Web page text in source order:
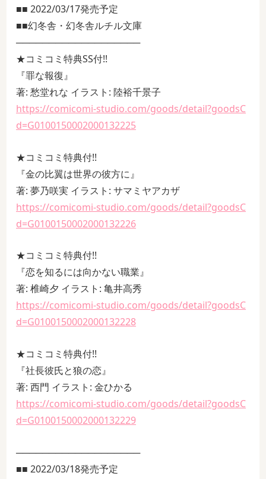
■■ 2022/03/17発売予定
■■幻冬舎・幻冬舎ルチル文庫
───────────────────
★コミコミ特典SS付!!
『罪な報復』
著: 愁堂れな イラスト: 陸裕千景子
https://comicomi-studio.com/goods/detail?goodsC
d=G0100150002000132225
★コミコミ特典付!!
『金の比翼は世界の彼方に』
著: 夢乃咲実 イラスト: サマミヤアカザ
https://comicomi-studio.com/goods/detail?goodsC
d=G0100150002000132226
★コミコミ特典付!!
『恋を知るには向かない職業』
著: 椎崎夕 イラスト: 亀井高秀
https://comicomi-studio.com/goods/detail?goodsC
d=G0100150002000132228
★コミコミ特典付!!
『社長彼氏と狼の恋』
著: 西門 イラスト: 金ひかる
https://comicomi-studio.com/goods/detail?goodsC
d=G0100150002000132229
───────────────────
■■ 2022/03/18発売予定